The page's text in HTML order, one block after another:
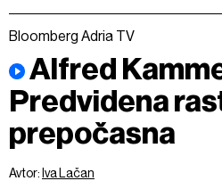
Bloomberg Adria TV
Alfred
Predvidena
prepočasna
Avtor: Iva Lačan